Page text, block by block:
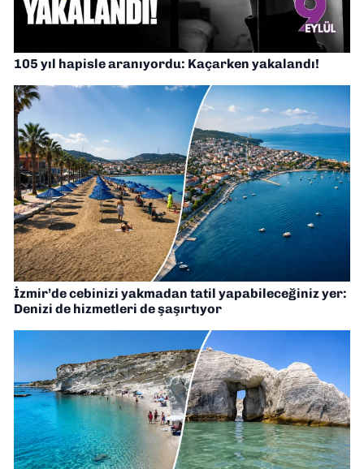
105 yıl hapisle aranıyordu: Kaçarken yakalandı!
İzmir’de cebinizi yakmadan tatil yapabileceğiniz yer:
Denizi de hizmetleri de şaşırtıyor